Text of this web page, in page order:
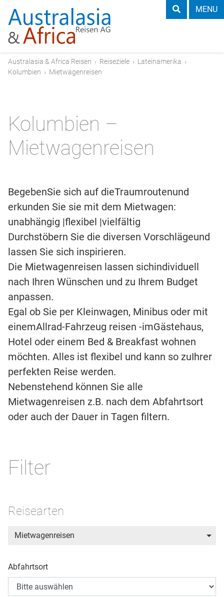
MENU
Australasia & Africa Reisen › Reiseziele › Lateinamerika ›
Kolumbien › Mietwagenreisen
Kolumbien –
Mietwagenreisen
BegebenSie sich auf dieTraumroutenund
erkunden Sie sie mit dem Mietwagen:
unabhängig |flexibel |vielfältig
Durchstöbern Sie die diversen Vorschlägeund
lassen Sie sich inspirieren.
Die Mietwagenreisen lassen sichindividuell
nach Ihren Wünschen und zu Ihrem Budget
anpassen.
Egal ob Sie per Kleinwagen, Minibus oder mit
einemAllrad-Fahrzeug reisen -imGästehaus,
Hotel oder einem Bed & Breakfast wohnen
möchten. Alles ist flexibel und kann so zuIhrer
perfekten Reise werden.
Nebenstehend können Sie alle
Mietwagenreisen z.B. nach dem Abfahrtsort
oder auch der Dauer in Tagen filtern.
Filter
Reisearten
Mietwagenreisen
Abfahrtsort